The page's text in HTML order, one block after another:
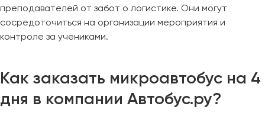
преподавателей от забот о логистике. Они могут
сосредоточиться на организации мероприятия и
контроле за учениками.
Как заказать микроавтобус на 4
дня в компании Автобус.ру?